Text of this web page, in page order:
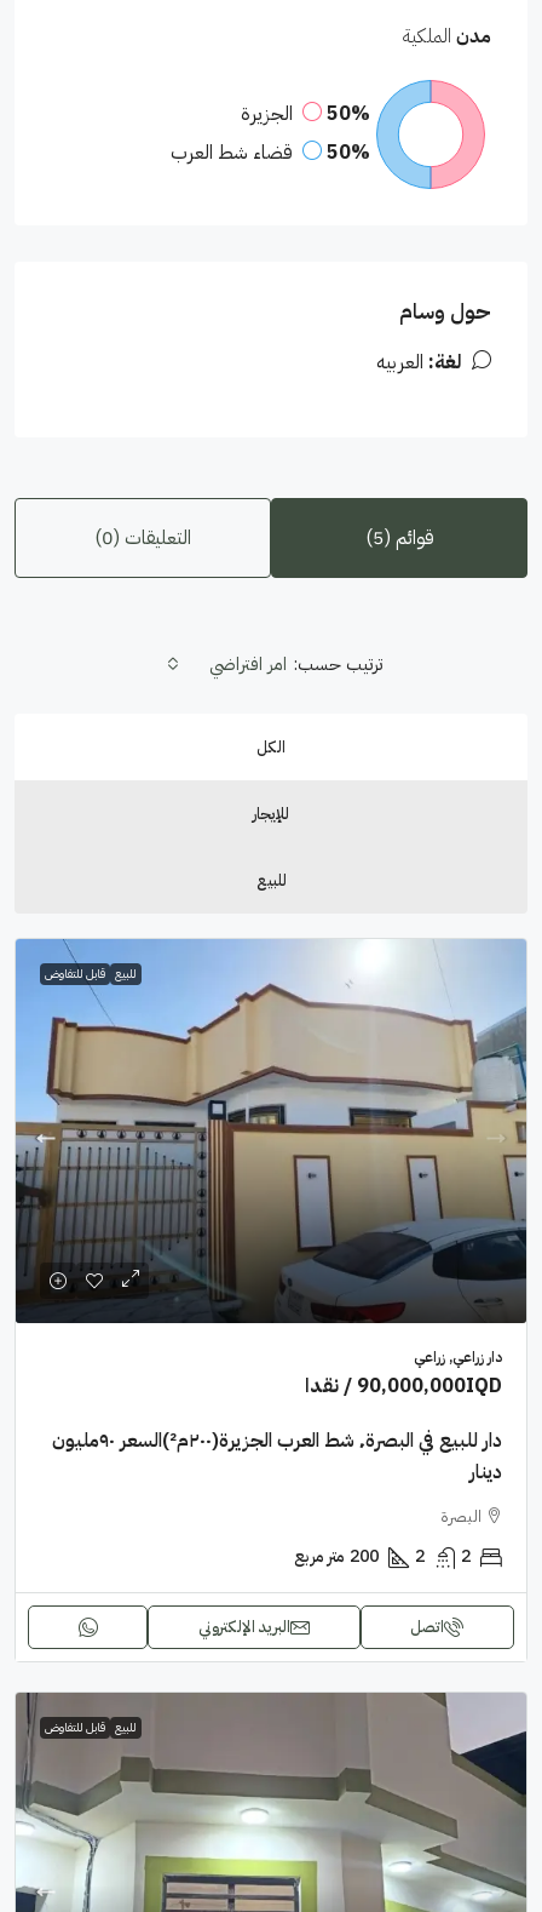
مدن الملكية
50%
الجزيرة
50%
قضاء شط العرب
حول وسام
لغة: العربيه
قوائم (5) التعليقات (0)
الكل
للإيجار
للبيع
ترتيب حسب: امر افتراضي
للبيع قابل للتفاوض
دار زراعي, زراعي
90,000,000IQD / نقدا
دار للبيع في البصرة٬ شط العرب الجزيرة(٢٠٠م²)السعر ٩٠مليون
دينار
البصرة
2
2
200 متر مربع
اتصل البريد الإلكتروني
للبيع قابل للتفاوض